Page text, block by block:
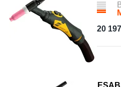
20 197